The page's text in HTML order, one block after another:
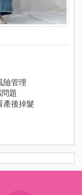
險管理
題
產後掉髮